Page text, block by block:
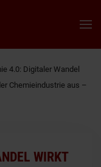
4.0: Digitaler Wandel
Chemieindustrie aus –
WIRKT